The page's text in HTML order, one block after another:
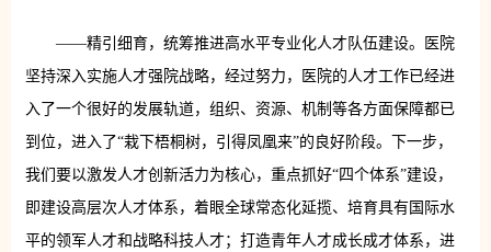
——精引细育，统筹推进高水平专业化人才队伍建设。医院
坚持深入实施人才强院战略，经过努力，医院的人才工作已经进
入了一个很好的发展轨道，组织、资源、机制等各方面保障都已
到位，进入了“栽下梧桐树，引得凤凰来”的良好阶段。下一步，
我们要以激发人才创新活力为核心，重点抓好“四个体系”建设，
即建设高层次人才体系，着眼全球常态化延揽、培育具有国际水
平的领军人才和战略科技人才；打造青年人才成长成才体系，进